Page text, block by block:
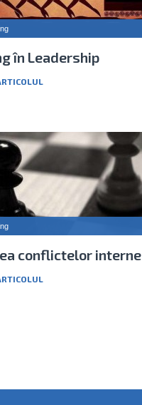
în Leadership
conflictelor interne